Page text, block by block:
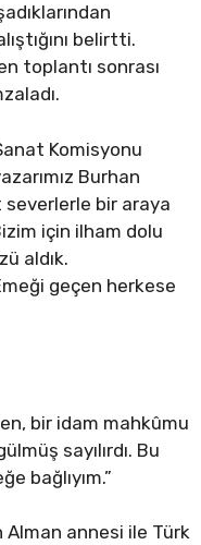
belirtti.
toplantı sonrası
Komisyonu
Burhan
severlerle bir araya
için ilham dolu
aldık.
geçen herkese
bir idam mahkûmu
sayılırdı. Bu
bağlıyım.”
Alman annesi ile Türk